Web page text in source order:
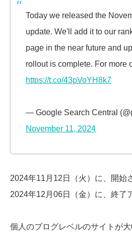
Today we released the
update. We'll add it to our
page in the near future and
rollout is complete. For more
https://t.co/43pVoYH8k7
— Google Search Central
November 11, 2024
2024年11月12日（火）に、開始
2024年12月06日（金）に、終了
個人のブログレベルのサイトが